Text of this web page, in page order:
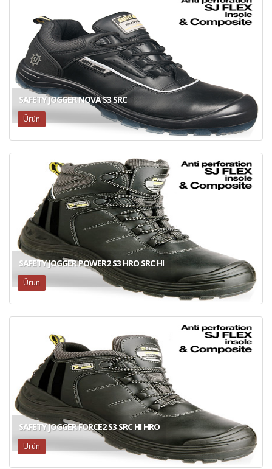
SAFETY JOGGER NOVA S3 SRC
Ürün
SAFETY JOGGER POWER2 S3 HRO SRC HI
Ürün
SAFETY JOGGER FORCE2 S3 SRC HI HRO
Ürün